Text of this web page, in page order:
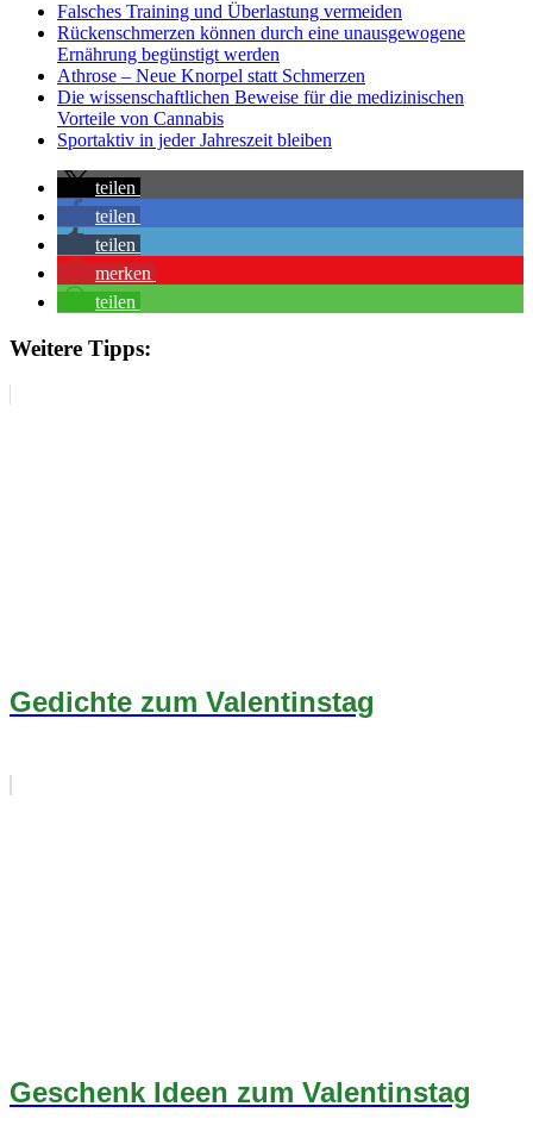
Falsches Training und Überlastung vermeiden
Rückenschmerzen können durch eine unausgewogene
Ernährung begünstigt werden
Athrose – Neue Knorpel statt Schmerzen
Die wissenschaftlichen Beweise für die medizinischen
Vorteile von Cannabis
Sportaktiv in jeder Jahreszeit bleiben
teilen
teilen
teilen
merken
teilen
Weitere Tipps:
Gedichte zum Valentinstag
Geschenk Ideen zum Valentinstag